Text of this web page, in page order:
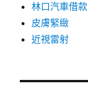
林口汽車借款
皮膚緊緻
近視雷射